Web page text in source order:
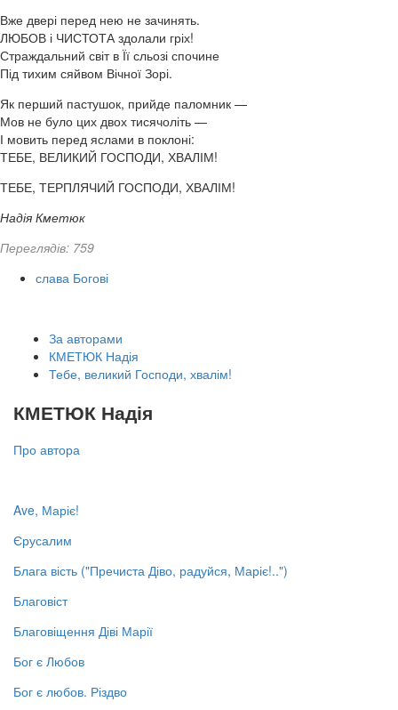
Вже двері перед нею не зачинять.
ЛЮБОВ і ЧИСТОТА здолали гріх!
Страждальний світ в Її сльозі спочине
Під тихим сяйвом Вічної Зорі.
Як перший пастушок, прийде паломник —
Мов не було цих двох тисячоліть —
І мовить перед яслами в поклоні:
ТЕБЕ, ВЕЛИКИЙ ГОСПОДИ, ХВАЛІМ!
ТЕБЕ, ТЕРПЛЯЧИЙ ГОСПОДИ, ХВАЛІМ!
Надія Кметюк
Переглядів: 759
слава Богові
За авторами
КМЕТЮК Надія
Тебе, великий Господи, хвалім!
КМЕТЮК Надія
Про автора
Ave, Маріє!
Єрусалим
Блага вість ("Пречиста Діво, радуйся, Маріє!..")
Благовіст
Благовіщення Діві Марії
Бог є Любов
Бог є любов. Різдво